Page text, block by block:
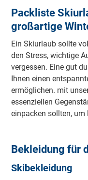
Packliste
großartige
Ein Skiurlaub sollte
den Stress, wichtige
vergessen. Eine gut
Ihnen einen
ermöglichen. mit
essenziellen
einpacken sollten, um
Bekleidung für
Skibekleidung